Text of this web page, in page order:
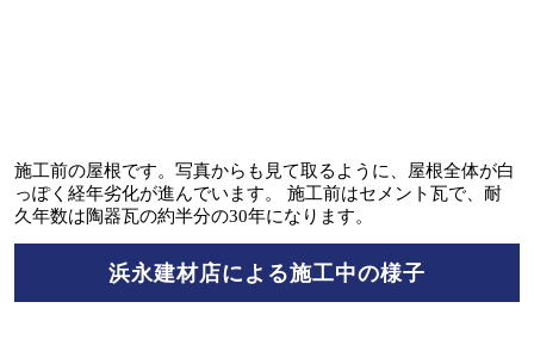
施工前の屋根です。写真からも見て取るように、屋根全体が白
っぽく経年劣化が進んでいます。 施工前はセメント瓦で、耐
久年数は陶器瓦の約半分の30年になります。
浜永建材店による施工中の様子